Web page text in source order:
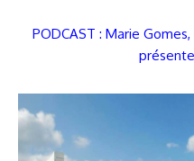
PODCAST : Marie